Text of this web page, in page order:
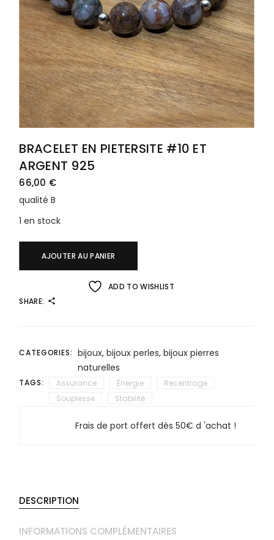
BRACELET EN PIETERSITE #10 ET
ARGENT 925
66,00 €
qualité B
1 en stock
AJOUTER AU PANIER
ADD TO WISHLIST
SHARE:
CATEGORIES: bijoux, bijoux perles, bijoux pierres
naturelles
TAGS: Assurance Énergie
Recentrage
Souplesse
Stabilité
Frais de port offert dès 50€ d 'achat !
DESCRIPTION
INFORMATIONS COMPLÉMENTAIRES